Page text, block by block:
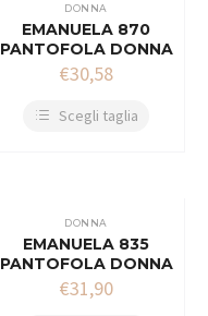
DONNA
EMANUELA 870
PANTOFOLA DONNA
€30,58
Scegli taglia
DONNA
EMANUELA 835
PANTOFOLA DONNA
€31,90